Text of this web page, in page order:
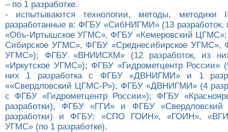
– по 1 разработке.
- испытываются технологии, методы, методики
разработанные в: ФГБУ «СибНИГМИ» (13
«Объ-Иртышское УГМС», ФГБУ «Кемеровский
Сибирское УГМС», ФГБУ «Среднесибирское УГМС»,
УГМС»); ФГБУ «ВНИИСХМ» (12 разработок, из
«Иркутское УГМС»); ФГБУ «Гидрометцентр России»
них 1 разработка с ФГБУ «ДВНИГМИ» и 1
««Свердловский ЦГМС-Р»); ФГБУ «ДВНИГМИ» (4
с ФГБУ «Гидрометцентр России»); ФГБУ
разработки), ФГБУ «ГГИ» и ФГБУ
разработки) и ФГБУ: «СПО ГОИН», «ГОИН»,
УГМС» (по 1 разработке).